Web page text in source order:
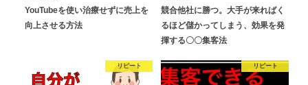
YouTubeを使い治療せずに売上を
向上させる方法
競合他社に勝つ。大手が来ればく
るほど儲かってしまう、効果を発
揮する〇〇集客法
リピート リピート